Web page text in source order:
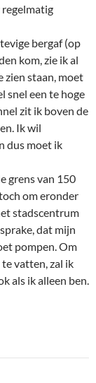
bergaf (op
kom, zie ik al
zien staan, moet
snel een te hoge
zit ik boven de
Ik wil
dus moet ik
grens van 150
om eronder
stadscentrum
dat mijn
pompen. Om
vatten, zal ik
als ik alleen ben.